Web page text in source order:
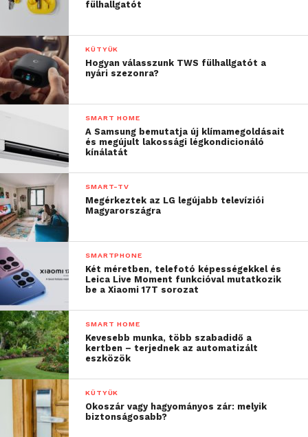
fülhallgatót
KÜTYÜK
Hogyan válasszunk TWS fülhallgatót a
nyári szezonra?
SMART HOME
A Samsung bemutatja új klímamegoldásait
és megújult lakossági légkondicionáló
kínálatát
SMART-TV
Megérkeztek az LG legújabb televíziói
Magyarországra
SMARTPHONE
Két méretben, telefotó képességekkel és
Leica Live Moment funkcióval mutatkozik
be a Xiaomi 17T sorozat
SMART HOME
Kevesebb munka, több szabadidő a
kertben – terjednek az automatizált
eszközök
KÜTYÜK
Okoszár vagy hagyományos zár: melyik
biztonságosabb?